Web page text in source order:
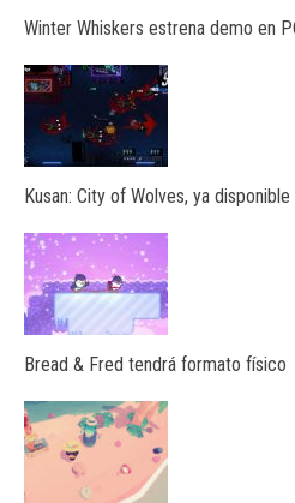
Winter Whiskers estrena demo en
Kusan: City of Wolves, ya
Bread & Fred tendrá formato físico